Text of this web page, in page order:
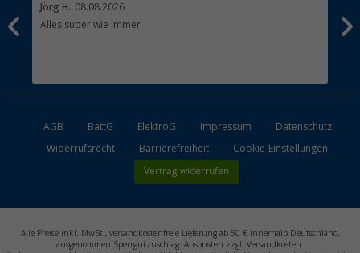
Jörg H. 08.08.2026
Alles super wie immer
AGB BattG ElektroG Impressum
Datenschutz
Widerrufsrecht
Barrierefreiheit Cookie-Einstellungen
Vertrag widerrufen
Alle Preise inkl. MwSt., versandkostenfreie Lieferung ab 50 € innerhalb Deutschland,
ausgenommen Sperrgutzuschlag. Ansonsten zzgl. Versandkosten.